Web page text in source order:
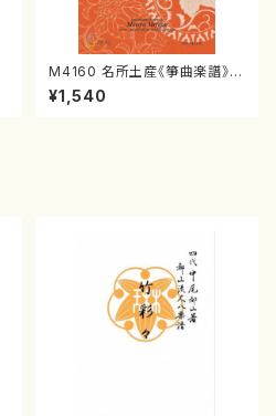
M4160 名所土産《箏曲楽譜》
（箏/宮城喜代子・宮城数江著・
宮城宗家監修/箏曲古典楽譜）
¥1,540